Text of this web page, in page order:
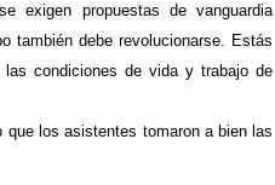
exigen propuestas de vanguardia
también debe revolucionarse. Estás
condiciones de vida y trabajo de
los asistentes tomaron a bien las